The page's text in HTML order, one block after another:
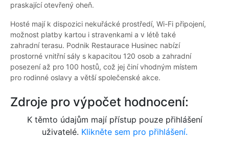
praskající otevřený oheň.
Hosté mají k dispozici nekuřácké prostředí, Wi-Fi připojení,
možnost platby kartou i stravenkami a v létě také
zahradní terasu. Podnik Restaurace Husinec nabízí
prostorné vnitřní sály s kapacitou 120 osob a zahradní
posezení až pro 100 hostů, což jej činí vhodným místem
pro rodinné oslavy a větší společenské akce.
Zdroje pro výpočet hodnocení:
K těmto údajům mají přístup pouze přihlášení
uživatelé. Klikněte sem pro přihlášení.